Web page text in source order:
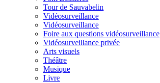
Tour de Sauvabelin
Vidéosurveillance
Vidéosurveillance
Foire aux questions vidéosurveillance
Vidéosurveillance privée
Arts visuels
Théâtre
Musique
Livre